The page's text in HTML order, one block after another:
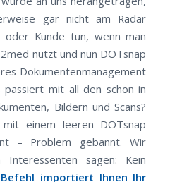
gar nicht am Radar
oder Kunde tun, wenn man
nutzt und nun DOTsnap
Dokumentenmanagement
passiert mit all den schon in
Bildern und Scans?
mit einem leeren DOTsnap
– Problem gebannt. Wir
sagen: Kein
importiert Ihnen Ihr